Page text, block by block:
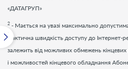
«ДАТАГРУП»
2 - Мається на увазі максимально
Фактична швидкість доступу до Інтернет-
залежить від можливих обмежень кінцевих
і можливостей кінцевого обладнання